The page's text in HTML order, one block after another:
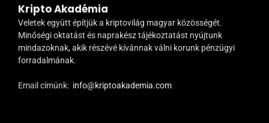
Kripto Akadémia
Veletek együtt építjük a kriptovilág magyar közösségét.
Minőségi oktatást és naprakész tájékoztatást nyújtunk
mindazoknak, akik részévé kívánnak válni korunk pénzügyi
forradalmának.
Email címünk: info@kriptoakademia.com